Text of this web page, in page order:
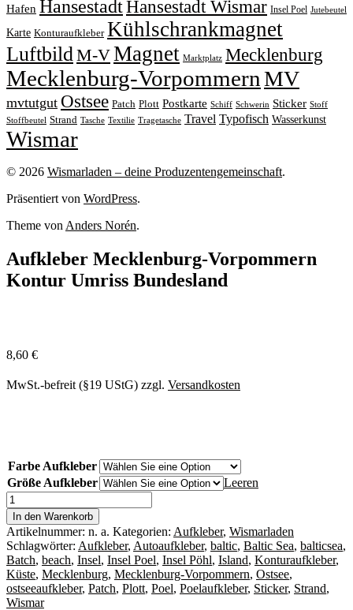
Hafen HansestadtHansestadt Wismar Insel Poel Jutebeutel
Karte Konturaufkleber Kühlschrankmagnet
LuftbildM-VMagnet Marktplatz Mecklenburg
Mecklenburg-VorpommernMV
mvtutgut Ostsee Patch Plott Postkarte Schiff Schwerin Sticker Stoff
Stoffbeutel Strand Tasche Textilie Tragetasche Travel Typofisch Wasserkunst
Wismar
© 2026 Wismarladen – deine Produzentengemeinschaft.
Präsentiert von WordPress.
Theme von Anders Norén.
Aufkleber Mecklenburg-Vorpommern
Kontur Umriss Bundesland
8,60 €
MwSt.-befreit (§19 UStG) zzgl. Versandkosten
Farbe Aufkleber
Größe Aufkleber
Leeren
Aufkleber
Mecklenburg-
Vorpommern
Kontur
Umriss
Bundesland
Menge
In den Warenkorb
Artikelnummer: n. a. Kategorien: Aufkleber, Wismarladen
Schlagwörter: Aufkleber, Autoaufkleber, baltic, Baltic Sea, balticsea,
Batch, beach, Insel, Insel Poel, Insel Pöhl, Island, Konturaufkleber,
Küste, Mecklenburg, Mecklenburg-Vorpommern, Ostsee,
ostseeaufkleber, Patch, Plott, Poel, Poelaufkleber, Sticker, Strand,
Wismar